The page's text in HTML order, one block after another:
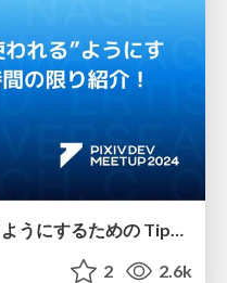
ダッシュボードが“使われる”ようにするための Tips を時間の限り紹介！
2 2.6k